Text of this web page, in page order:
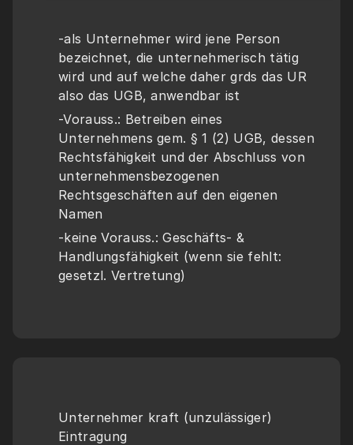
-als Unternehmer wird jene Person
bezeichnet, die unternehmerisch tätig
wird und auf welche daher grds das UR
also das UGB, anwendbar ist
-Vorauss.: Betreiben eines
Unternehmens gem. § 1 (2) UGB, dessen
Rechtsfähigkeit und der Abschluss von
unternehmensbezogenen
Rechtsgeschäften auf den eigenen
Namen
-keine Vorauss.: Geschäfts- &
Handlungsfähigkeit (wenn sie fehlt:
gesetzl. Vertretung)
Unternehmer kraft (unzulässiger)
Eintragung